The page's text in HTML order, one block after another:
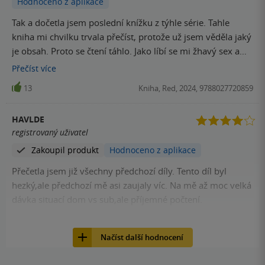
Tak a dočetla jsem poslední knížku z týhle série. Tahle
kniha mi chvilku trvala přečíst, protože už jsem věděla jaký
je obsah. Proto se čtení táhlo. Jako líbí se mi žhavý sex a
všechno, ale situace Dom a Sub v takovém extrému už je
na mě too much. Nejvíce mě bavily první 3 knihy. Ale jako
jinak super, extra pikantní série pro uvolnění.
Přečíst více
13 Kniha, Red, 2024, 9788027720859
HAVLDE
registrovaný uživatel
Zakoupil produkt
Hodnoceno z aplikace
Přečetla jsem již všechny předchozí díly. Tento díl byl
hezký,ale předchozí mě asi zaujaly víc. Na mě až moc velká
Načíst další hodnocení